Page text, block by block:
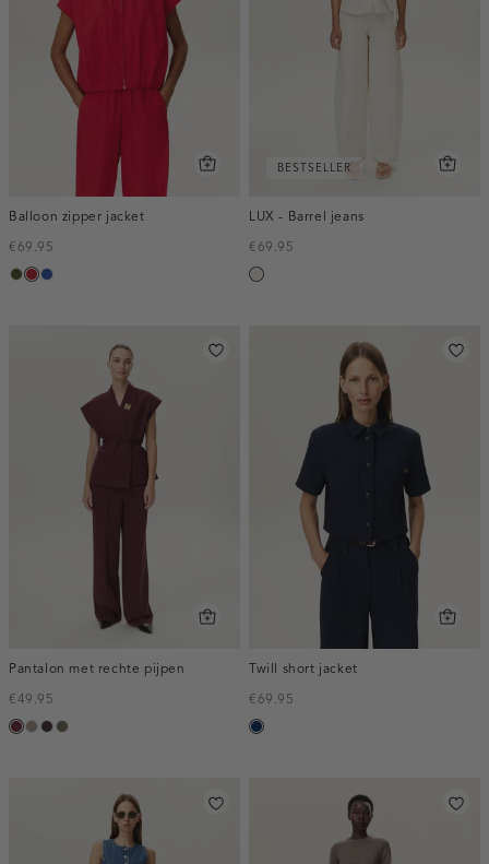
Balloon zipper jacket
€69.95
groen,
donkerrood
kobaltblauw
BESTSELLER
LUX - Barrel jeans
€69.95
ecru
Pantalon met rechte pijpen
€49.95
bordeaux,
taupe,
choco,
bruin
Twill short jacket
€69.95
donkerblauw